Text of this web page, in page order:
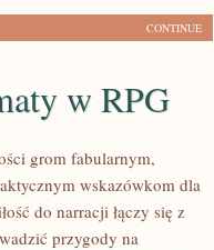
CONTINUE
w RPG
grom fabularnym,
wskazówkom dla
do narracji łączy się z
przygody na